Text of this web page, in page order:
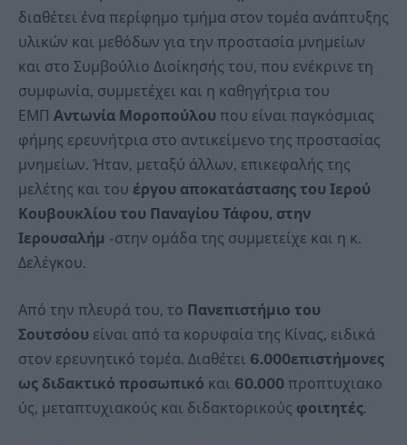
διαθέτει ένα περίφημο τμήμα στον τομέα ανάπτυξης
υλικών και μεθόδων για την προστασία μνημείων
και στο Συμβούλιο Διοίκησής του, που ενέκρινε τη
συμφωνία, συμμετέχει και η καθηγήτρια του
ΕΜΠ Αντωνία Μοροπούλου που είναι παγκόσμιας
φήμης ερευνήτρια στο αντικείμενο της προστασίας
μνημείων. Ήταν, μεταξύ άλλων, επικεφαλής της
μελέτης και του έργου αποκατάστασης του Ιερού
Κουβουκλίου του Παναγίου Τάφου, στην
Ιερουσαλήμ -στην ομάδα της συμμετείχε και η κ.
Δελέγκου.
Από την πλευρά του, το Πανεπιστήμιο του
Σουτσόου είναι από τα κορυφαία της Κίνας, ειδικά
στον ερευνητικό τομέα. Διαθέτει 6.000επιστήμονες
ως διδακτικό προσωπικό και 60.000 προπτυχιακο
ύς, μεταπτυχιακούς και διδακτορικούς φοιτητές.